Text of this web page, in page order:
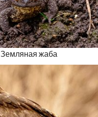
Земляная жаба